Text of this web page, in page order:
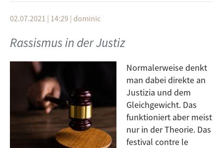
Familie Mößner vom Ulmer Bildhauer Martin Scheible
geschnitzt. Nach dem Aufschrei der Medien kommt
Ende 2020 der Beschluss zustande eine Ausstellung
im Museum Ulm zu dem Thema zu machen. Man wird
konfrontiert mit der Diskussion selbst, der Krippe,
andere Werke von Scheible und der Zeit in der die
Krippe entstand. Außerdem: Wie werden sonst die
heiligen drei Könige über die Jahre dargestellt?
02.07.2021 | 14:29 | dominic
Rassismus in der Justiz
Normalerweise denkt
man dabei direkte an
Justizia und dem
Gleichgewicht. Das
funktioniert aber meist
nur in der Theorie. Das
festival contre le